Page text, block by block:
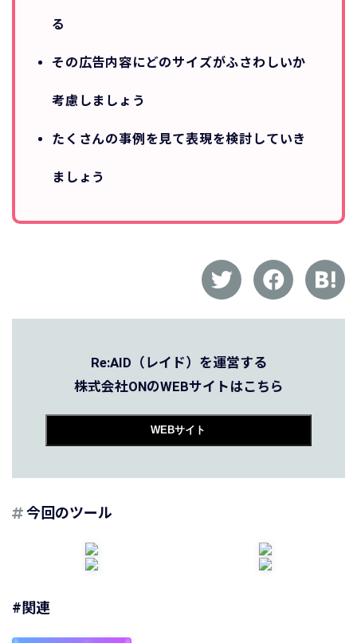
る
その広告内容にどのサイズがふさわしいか
考慮しましょう
たくさんの事例を見て表現を検討していき
ましょう
Re:AID（レイド）を運営する
株式会社ONのWEBサイトはこちら
WEBサイト
今回のツール
#関連